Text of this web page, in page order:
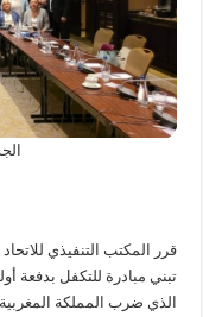
قرر المكتب التنفيذي
الذي ضرب المملكة